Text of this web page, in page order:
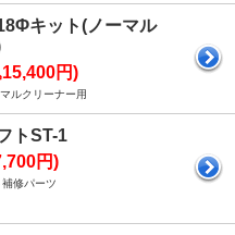
キット(ノーマル
円)
ルクリーナー用
トST-1
円)
修パーツ